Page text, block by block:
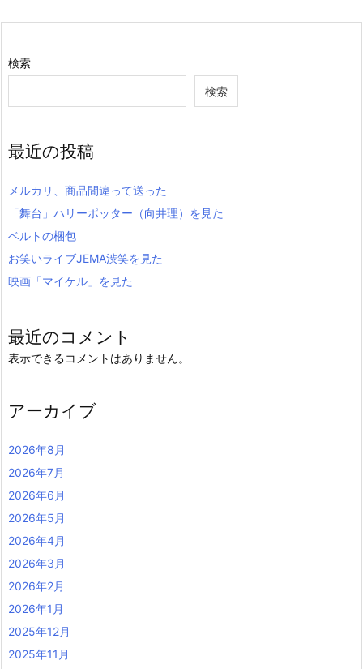
検索
検索
最近の投稿
メルカリ、商品間違って送った
「舞台」ハリーポッター（向井理）を見た
ベルトの梱包
お笑いライブJEMA渋笑を見た
映画「マイケル」を見た
最近のコメント
表示できるコメントはありません。
アーカイブ
2026年8月
2026年7月
2026年6月
2026年5月
2026年4月
2026年3月
2026年2月
2026年1月
2025年12月
2025年11月